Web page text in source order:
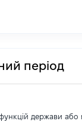
період
держави або